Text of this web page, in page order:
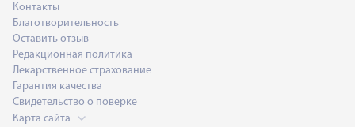
Контакты
Благотворительность
Оставить отзыв
Редакционная политика
Лекарственное страхование
Гарантия качества
Свидетельство о поверке
Карта сайта